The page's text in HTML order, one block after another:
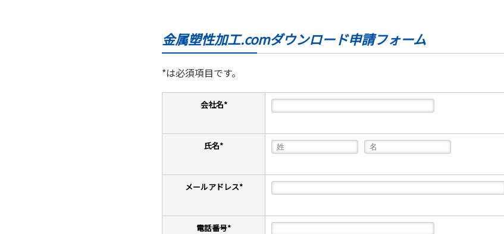
金属塑性加工.comダウンロード申請フォーム
*は必須項目です。
会社名*
氏名*
メールアドレス*
電話番号*